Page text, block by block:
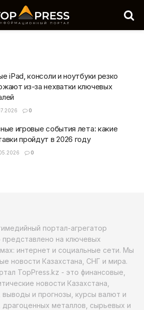
iPad, консоли и ноутбуки резко
из-за нехватки ключевых
0
игровые события лета: какие
пройдут в 2026 году
0
портал-агрегатор
представлено на ключевых
интернет и социальные сети. Мы
новости Казахстана, СНГ и мира.
TopPress.kz - это финансовые,
новости Казахстана,
выводы и прогнозы, курсы валют и
драгоценных металлов, сырьевых и